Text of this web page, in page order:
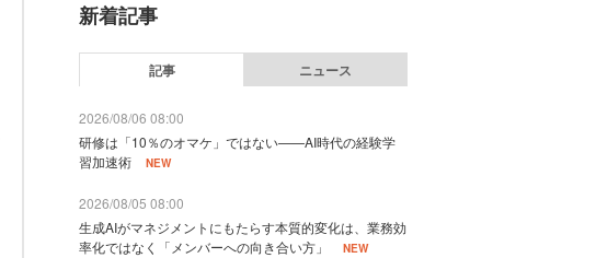
新着記事
記事 ニュース
2026/08/06 08:00
研修は「10％のオマケ」ではない——AI時代の経験学
習加速術
NEW
2026/08/05 08:00
生成AIがマネジメントにもたらす本質的変化は、業務効
率化ではなく「メンバーへの向き合い方」
NEW